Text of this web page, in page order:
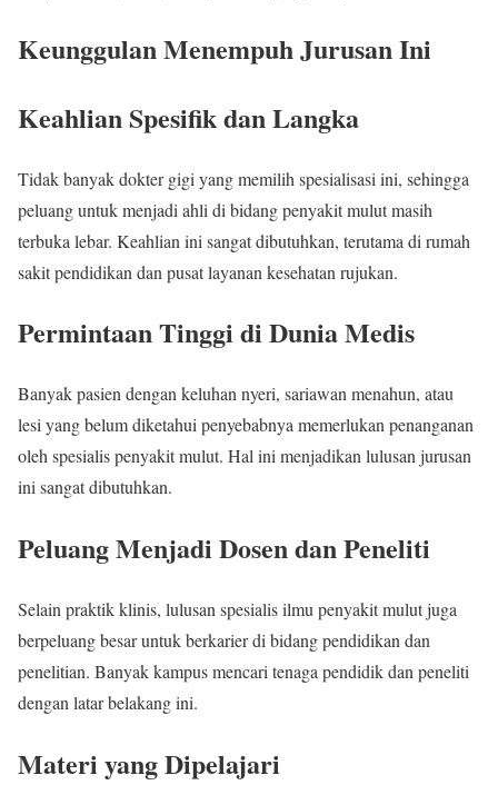
Keunggulan Menempuh Jurusan Ini
Keahlian Spesifik dan Langka
Tidak banyak dokter gigi yang memilih spesialisasi ini, sehingga
peluang untuk menjadi ahli di bidang penyakit mulut masih
terbuka lebar. Keahlian ini sangat dibutuhkan, terutama di rumah
sakit pendidikan dan pusat layanan kesehatan rujukan.
Permintaan Tinggi di Dunia Medis
Banyak pasien dengan keluhan nyeri, sariawan menahun, atau
lesi yang belum diketahui penyebabnya memerlukan penanganan
oleh spesialis penyakit mulut. Hal ini menjadikan lulusan jurusan
ini sangat dibutuhkan.
Peluang Menjadi Dosen dan Peneliti
Selain praktik klinis, lulusan spesialis ilmu penyakit mulut juga
berpeluang besar untuk berkarier di bidang pendidikan dan
penelitian. Banyak kampus mencari tenaga pendidik dan peneliti
dengan latar belakang ini.
Materi yang Dipelajari